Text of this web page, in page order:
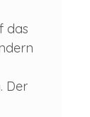
das
Der